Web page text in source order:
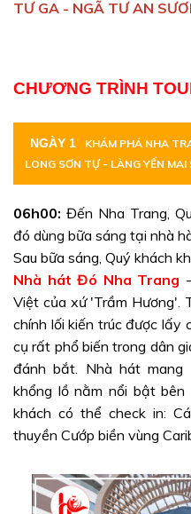
TƯ GA - NGÃ TƯ AN
CHƯƠNG TRÌNH
NGÀY 1
KHÁM PHÁ NHA
LONG SƠN TỰ - LÀNG YẾN
06h00: Đến Nha Trang,
đó dùng bữa sáng tại nhà
Sau bữa sáng, Quý khách
Nhà hát Đó Nha Trang -
Việt của xứ 'Trầm Hương'.
chính lối kiến trúc được lấy
cụ rất phổ biến trong dân
đánh bắt. Nhà hát mang
khổng lồ nằm nổi bật
khách có thể check in:
thuyền Cướp biền vùng